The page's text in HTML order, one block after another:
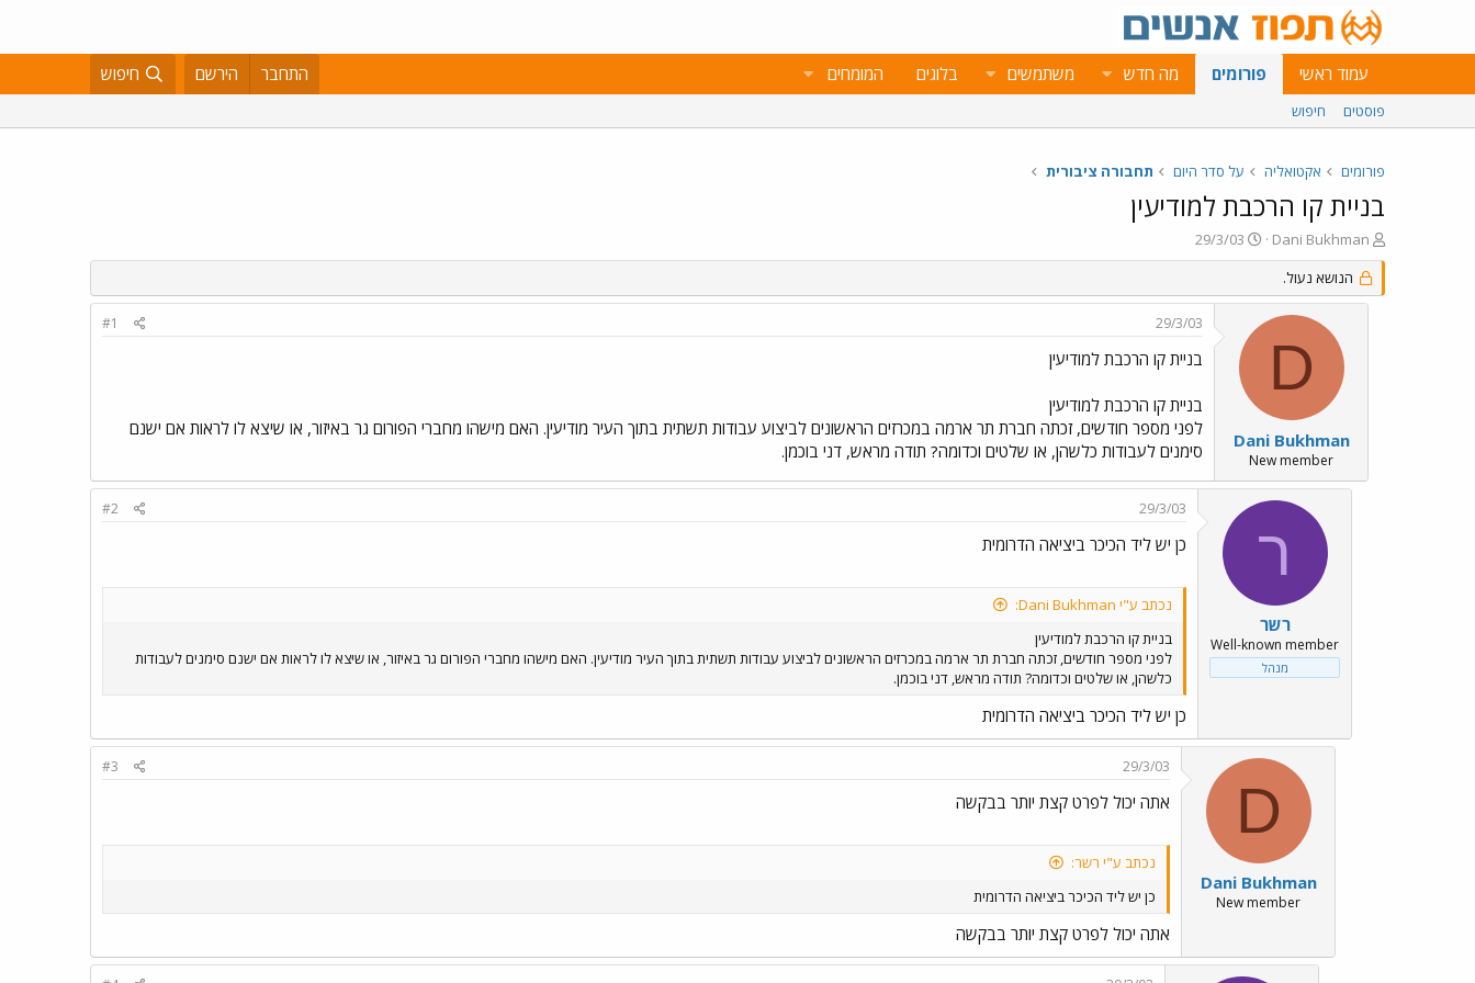
עמוד ראשי פורומים מה חדש משתמשים בלוגים המומחים התחבר הירשם חיפוש
פוסטים חיפוש
פורומים אקטואליה על סדר היום תחבורה ציבורית
בניית קו הרכבת למודיעין
פ
ו
ת
ח
Dani Bukhman
פ
ו
ס
ת
א
ר
ך
29/3/03
הנושא נעול.
D
Dani Bukhman
New member
29/3/03
#1
בניית קו הרכבת למודיעין
בניית קו הרכבת למודיעין
לפני מספר חודשים, זכתה חברת תר ארמה במכרזים הראשונים לביצוע עבודות תשתית בתוך העיר מודיעין. האם מישהו מחברי הפורום גר באיזור, או שיצא לו לראות אם ישנם
סימנים לעבודות כלשהן, או שלטים וכדומה? תודה מראש, דני בוכמן.
ר
רשר
Well-known member
מנהל
29/3/03
#2
כן יש ליד הכיכר ביציאה הדרומית
נכתב ע"י Dani Bukhman:
בניית קו הרכבת למודיעין
לפני מספר חודשים, זכתה חברת תר ארמה במכרזים הראשונים לביצוע עבודות תשתית בתוך העיר מודיעין. האם מישהו מחברי הפורום גר באיזור, או שיצא לו לראות אם ישנם סימנים לעבודות
כלשהן, או שלטים וכדומה? תודה מראש, דני בוכמן.
כן יש ליד הכיכר ביציאה הדרומית
D
Dani Bukhman
New member
29/3/03
#3
אתה יכול לפרט קצת יותר בבקשה
נכתב ע"י רשר:
כן יש ליד הכיכר ביציאה הדרומית
אתה יכול לפרט קצת יותר בבקשה